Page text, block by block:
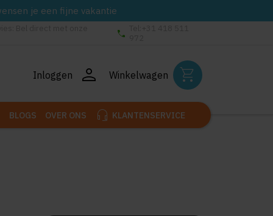
je een fijne vakantie
phone
Inloggen person Winkelwagen shopping_cart
BLOGS OVER ONS headset_mic KLANTENSERVICE